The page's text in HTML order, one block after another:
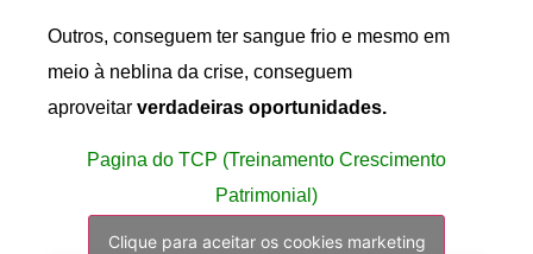
Outros, conseguem ter sangue frio e mesmo em
meio à neblina da crise, conseguem
aproveitar verdadeiras oportunidades.
Pagina do TCP (Treinamento Crescimento
Patrimonial)
Clique para aceitar os cookies marketing